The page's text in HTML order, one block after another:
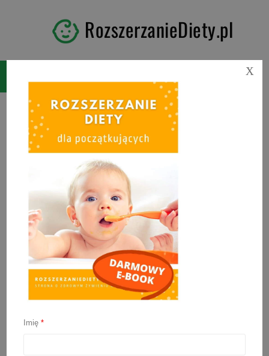
RozszerzanieDiety.pl
Pieczone jabłko dla
niemowlaka
Imię*
X